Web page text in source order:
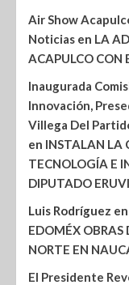
Air Show
Noticias en LA
ACAPULCO CON
Inaugurada
Innovación,
Villega Del
en INSTALAN LA
TECNOLOGÍA E
DIPUTADO
Luis Rodríguez en
EDOMÉX OBRAS
NORTE EN
El Presidente